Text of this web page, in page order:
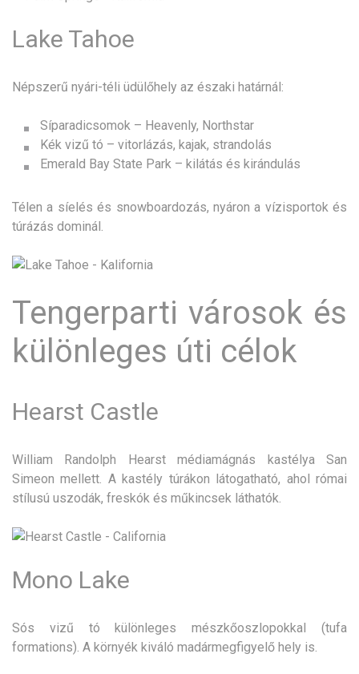
Lake Tahoe
Népszerű nyári-téli üdülőhely az északi határnál:
Síparadicsomok – Heavenly, Northstar
Kék vizű tó – vitorlázás, kajak, strandolás
Emerald Bay State Park – kilátás és kirándulás
Télen a síelés és snowboardozás, nyáron a vízisportok és
túrázás dominál.
Tengerparti városok és
különleges úti célok
Hearst Castle
William Randolph Hearst médiamágnás kastélya San
Simeon mellett. A kastély túrákon látogatható, ahol római
stílusú uszodák, freskók és műkincsek láthatók.
Mono Lake
Sós vizű tó különleges mészkőoszlopokkal (tufa
formations). A környék kiváló madármegfigyelő hely is.